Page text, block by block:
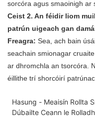
sorcóra agus smaoinigh ar
Ceist 2. An féidir liom
patrún uigeach gan
Freagra: Sea, ach bain
seachain smionagar
ar dhromchla an tsorcóra.
éillithe trí shorcóirí
Hasung - Meaisín Rollta
Dúbailte Ceann le